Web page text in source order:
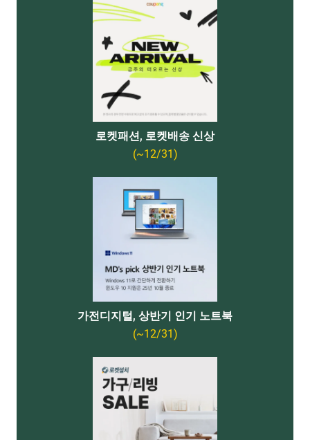
로켓패션, 로켓배송 신상
(~12/31)
가전디지털, 상반기 인기 노트북
(~12/31)